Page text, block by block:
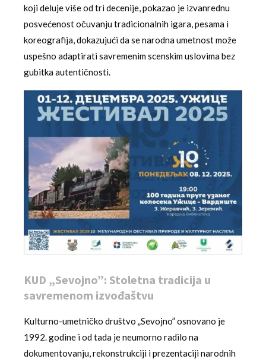
koji deluje više od tri decenije, pokazao je izvanrednu
posvećenost očuvanju tradicionalnih igara, pesama i
koreografija, dokazujući da se narodna umetnost može
uspešno adaptirati savremenim scenskim uslovima bez
gubitka autentičnosti.
KUD „Sevojno”: Stoletna tradicija u
savremenom izvođaštvu
Kulturno-umetničko društvo „Sevojno” osnovano je
1992. godine i od tada je neumorno radilo na
dokumentovanju, rekonstrukciji i prezentaciji narodnih